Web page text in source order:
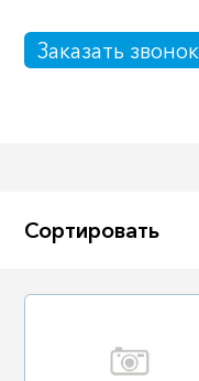
Масла
и оснастка
Заказать звонок
Сортировать